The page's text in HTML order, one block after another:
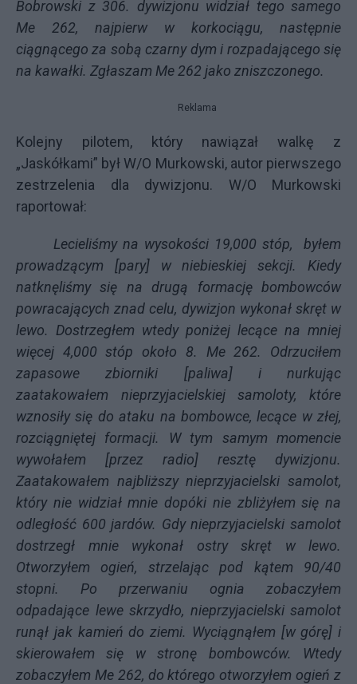
Bobrowski z 306. dywizjonu widział tego samego
Me 262, najpierw w korkociągu, następnie
ciągnącego za sobą czarny dym i rozpadającego się
na kawałki. Zgłaszam Me 262 jako zniszczonego.
Reklama
Kolejny pilotem, który nawiązał walkę z
„Jaskółkami” był W/O Murkowski, autor pierwszego
zestrzelenia dla dywizjonu. W/O Murkowski
raportował:
Lecieliśmy na wysokości 19,000 stóp,
byłem
prowadzącym [pary] w niebieskiej sekcji. Kiedy
natknęliśmy się na drugą formację bombowców
powracających znad celu, dywizjon wykonał skręt w
lewo. Dostrzegłem wtedy poniżej lecące na mniej
więcej 4,000 stóp około 8. Me 262. Odrzuciłem
zapasowe zbiorniki [paliwa] i nurkując
zaatakowałem nieprzyjacielskiej samoloty, które
wznosiły się do ataku na bombowce, lecące w złej,
rozciągniętej formacji. W tym samym momencie
wywołałem [przez radio] resztę dywizjonu.
Zaatakowałem najbliższy nieprzyjacielski samolot,
który nie widział mnie dopóki nie zbliżyłem się na
odległość 600 jardów. Gdy nieprzyjacielski samolot
dostrzegł mnie wykonał ostry skręt w lewo.
Otworzyłem ogień, strzelając pod kątem 90/40
stopni. Po przerwaniu ognia zobaczyłem
odpadające lewe skrzydło, nieprzyjacielski samolot
runął jak kamień do ziemi. Wyciągnąłem [w górę] i
skierowałem się w stronę bombowców. Wtedy
zobaczyłem Me 262, do którego otworzyłem ogień z